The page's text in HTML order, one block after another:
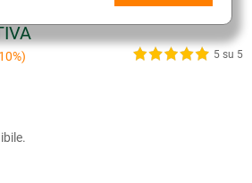
NUTRIENTE
5 su 5